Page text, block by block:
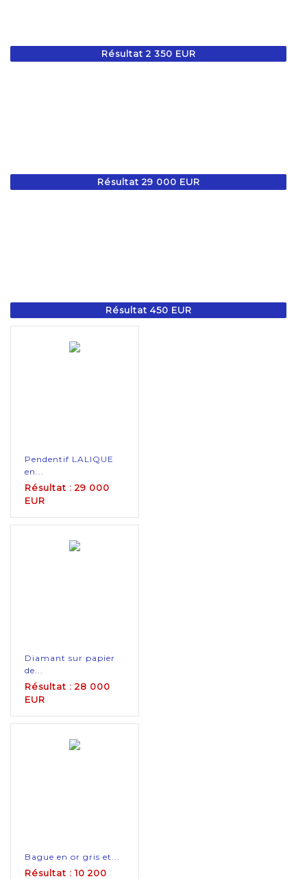
Résultat 2 350 EUR
Résultat 29 000 EUR
Résultat 450 EUR
Pendentif LALIQUE
en...
Résultat : 29 000
EUR
Diamant sur papier
de...
Résultat : 28 000
EUR
Bague en or gris et...
Résultat : 10 200